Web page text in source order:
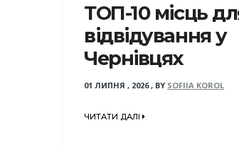
ТОП-10 місць
відвідування у
Чернівцях
01 ЛИПНЯ , 2026, BY SOFIIA KOROL
ЧИТАТИ ДАЛІ